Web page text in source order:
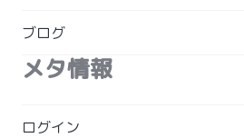
ブログ
メタ情報
ログイン